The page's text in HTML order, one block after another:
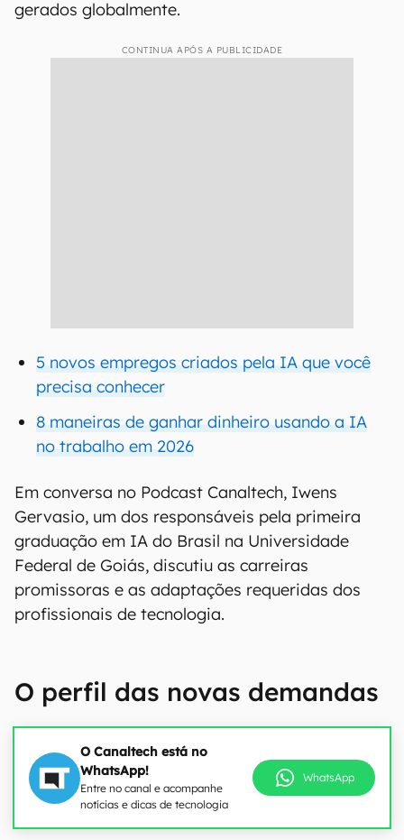
gerados globalmente.
CONTINUA APÓS A PUBLICIDADE
5 novos empregos criados pela IA que você
precisa conhecer
8 maneiras de ganhar dinheiro usando a IA
no trabalho em 2026
Em conversa no Podcast Canaltech, Iwens
Gervasio, um dos responsáveis pela primeira
graduação em IA do Brasil na Universidade
Federal de Goiás, discutiu as carreiras
promissoras e as adaptações requeridas dos
profissionais de tecnologia.
O perfil das novas demandas
O Canaltech está no
WhatsApp!
Entre no canal e acompanhe
notícias e dicas de tecnologia
WhatsApp